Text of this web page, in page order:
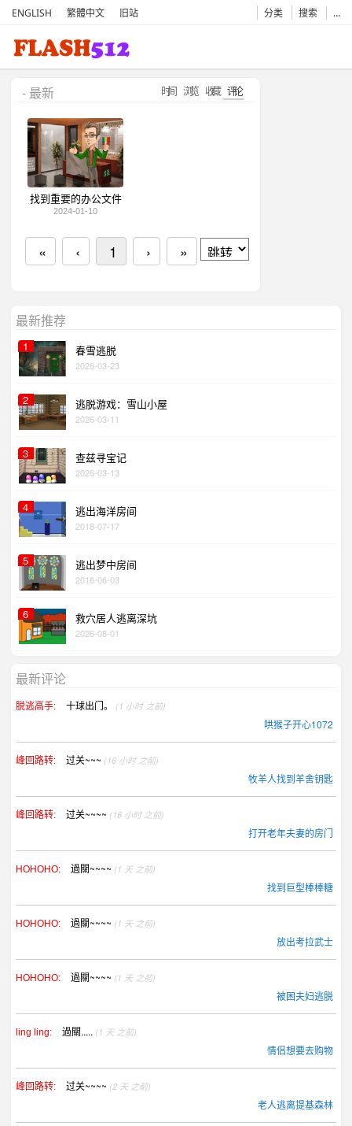
ENGLISH 繁體中文 旧站 分类 搜索 …
时间 浏览 收藏 评论
- 最新
找到重要的办公文件
2024-01-10
« ‹ 1 › »
最新推荐
1 春雪逃脱
2026-03-23
2 逃脱游戏：雪山小屋
2026-03-11
3 查兹寻宝记
2026-03-13
4 逃出海洋房间
2018-07-17
5 逃出梦中房间
2016-06-03
6 救穴居人逃离深坑
2026-08-01
最新评论
脱逃高手: 十球出门。 (1 小时 之前)
哄猴子开心1072
峰回路转: 过关~~~ (16 小时 之前)
牧羊人找到羊舍钥匙
峰回路转: 过关~~~~ (16 小时 之前)
打开老年夫妻的房门
HOHOHO: 過關~~~~ (1 天 之前)
找到巨型棒棒糖
HOHOHO: 過關~~~~ (1 天 之前)
放出考拉武士
HOHOHO: 過關~~~~ (1 天 之前)
被困夫妇逃脱
ling ling: 過關..... (1 天 之前)
情侣想要去购物
峰回路转: 过关~~~~ (2 天 之前)
老人逃离提基森林